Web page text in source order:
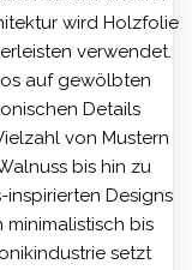
wird Holzfolie
verwendet.
auf gewölbten
Details
von Mustern
bis hin zu
Designs
bis
setzt